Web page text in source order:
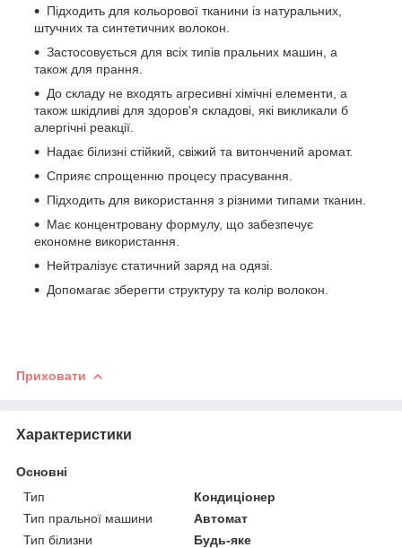
Підходить для кольорової тканини із натуральних,
штучних та синтетичних волокон.
Застосовується для всіх типів пральних машин, а
також для прання.
До складу не входять агресивні хімічні елементи, а
також шкідливі для здоров'я складові, які викликали б
алергічні реакції.
Надає білизні стійкий, свіжий та витончений аромат.
Сприяє спрощенню процесу прасування.
Підходить для використання з різними типами тканин.
Має концентровану формулу, що забезпечує
економне використання.
Нейтралізує статичний заряд на одязі.
Допомагає зберегти структуру та колір волокон.
Приховати
Характеристики
Основні
Тип
Кондиціонер
Тип пральної машини
Автомат
Тип білизни
Будь-яке